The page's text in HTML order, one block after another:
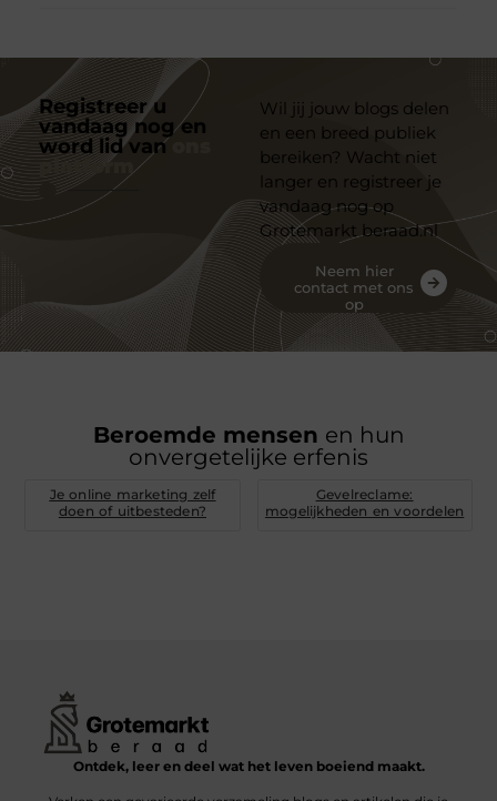
Registreer u
vandaag nog en
word lid van
platform
Wil jij jouw blogs delen
en een breed publiek
bereiken? Wacht niet
langer en registreer je
vandaag nog op
Grotemarkt beraad.nl
Neem hier
contact met ons
op
Beroemde mensen en hun
onvergetelijke erfenis
Je online marketing zelf
doen of uitbesteden?
Gevelreclame:
mogelijkheden en voordelen
Ontdek, leer en deel wat het leven boeiend maakt.